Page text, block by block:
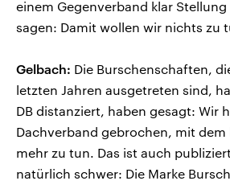
einem Gegenverband klar
sagen: Damit wollen wir nichts zu
Gelbach: Die Burschenschaften,
letzten Jahren ausgetreten sind,
DB distanziert, haben gesagt: Wir
Dachverband gebrochen, mit
mehr zu tun. Das ist auch
natürlich schwer: Die Marke